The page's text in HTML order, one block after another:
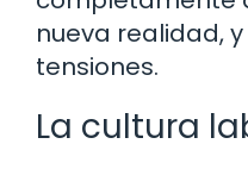
nueva realidad,
tensiones.
La cultura